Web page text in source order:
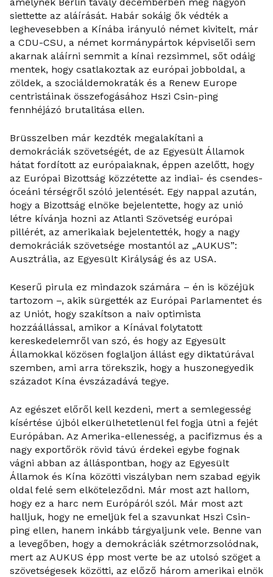
siettette az aláírását. Habár sokáig ők védték a
leghevesebben a Kínába irányuló német kivitelt, már
a CDU-CSU, a német kormánypártok képviselői sem
akarnak aláírni semmit a kínai rezsimmel, sőt odáig
mentek, hogy csatlakoztak az európai jobboldal, a
zöldek, a szociáldemokraták és a Renew Europe
centristáinak összefogásához Hszi Csin-ping
fennhéjázó brutalitása ellen.
Brüsszelben már kezdték megalakítani a
demokráciák szövetségét, de az Egyesült Államok
hátat fordított az európaiaknak, éppen azelőtt, hogy
az Európai Bizottság közzétette az indiai- és csendes-
óceáni térségről szóló jelentését. Egy nappal azután,
hogy a Bizottság elnöke bejelentette, hogy az unió
létre kívánja hozni az Atlanti Szövetség európai
pillérét, az amerikaiak bejelentették, hogy a nagy
demokráciák szövetsége mostantól az „AUKUS”:
Ausztrália, az Egyesült Királyság és az USA.
Keserű pirula ez mindazok számára – én is közéjük
tartozom –, akik sürgették az Európai Parlamentet és
az Uniót, hogy szakítson a naiv optimista
hozzáállással, amikor a Kínával folytatott
kereskedelemről van szó, és hogy az Egyesült
Államokkal közösen foglaljon állást egy diktatúrával
szemben, ami arra törekszik, hogy a huszonegyedik
századot Kína évszázadává tegye.
Az egészet előről kell kezdeni, mert a semlegesség
kísértése újból elkerülhetetlenül fel fogja ütni a fejét
Európában. Az Amerika-ellenesség, a pacifizmus és a
nagy exportőrök rövid távú érdekei egybe fognak
vágni abban az álláspontban, hogy az Egyesült
Államok és Kína közötti viszályban nem szabad egyik
oldal felé sem elköteleződni. Már most azt hallom,
hogy ez a harc nem Európáról szól. Már most azt
halljuk, hogy ne emeljük fel a szavunkat Hszi Csin-
ping ellen, hanem inkább tárgyaljunk vele. Benne van
a levegőben, hogy a demokráciák szétmorzsolódnak,
mert az AUKUS épp most verte be az utolsó szöget a
szövetségesek közötti, az előző három amerikai elnök